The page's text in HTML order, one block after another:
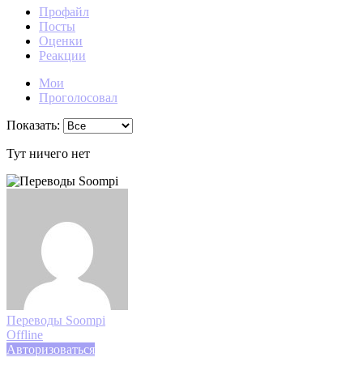
Профайл
Посты
Оценки
Реакции
Мои
Проголосовал
Показать:
Тут ничего нет
Переводы Soompi
Offline
Авторизоваться